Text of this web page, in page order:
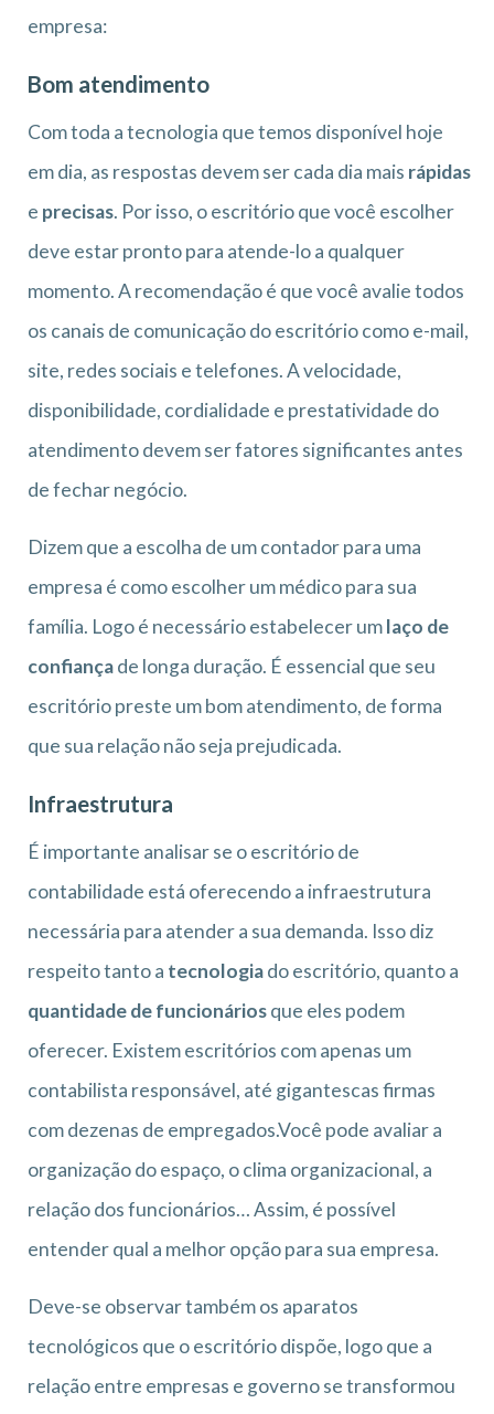
empresa:
Bom atendimento
Com toda a tecnologia que temos disponível hoje
em dia, as respostas devem ser cada dia mais rápidas
e precisas. Por isso, o escritório que você escolher
deve estar pronto para atende-lo a qualquer
momento. A recomendação é que você avalie todos
os canais de comunicação do escritório como e-mail,
site, redes sociais e telefones. A velocidade,
disponibilidade, cordialidade e prestatividade do
atendimento devem ser fatores significantes antes
de fechar negócio.
Dizem que a escolha de um contador para uma
empresa é como escolher um médico para sua
família. Logo é necessário estabelecer umlaço de
confiançade longa duração. É essencial que seu
escritório preste um bom atendimento, de forma
que sua relação não seja prejudicada.
Infraestrutura
É importante analisar se o escritório de
contabilidade está oferecendo a infraestrutura
necessária para atender a sua demanda. Isso diz
respeito tanto a tecnologiado escritório, quanto a
quantidade de funcionáriosque eles podem
oferecer. Existem escritórios com apenas um
contabilista responsável, até gigantescas firmas
com dezenas de empregados.Você pode avaliar a
organização do espaço, o clima organizacional, a
relação dos funcionários… Assim, é possível
entender qual a melhor opção para sua empresa.
Deve-se observar também os aparatos
tecnológicos que o escritório dispõe, logo que a
relação entre empresas e governo se transformou